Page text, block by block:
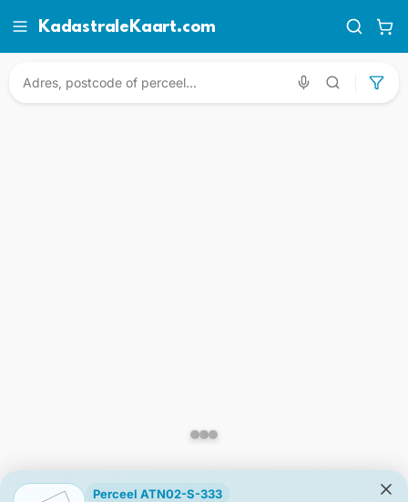
KadastraleKaart.com
Perceel ATN02-S-333